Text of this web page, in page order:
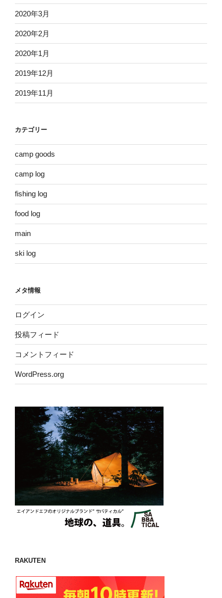
2020年3月
2020年2月
2020年1月
2019年12月
2019年11月
カテゴリー
camp goods
camp log
fishing log
food log
main
ski log
メタ情報
ログイン
投稿フィード
コメントフィード
WordPress.org
RAKUTEN